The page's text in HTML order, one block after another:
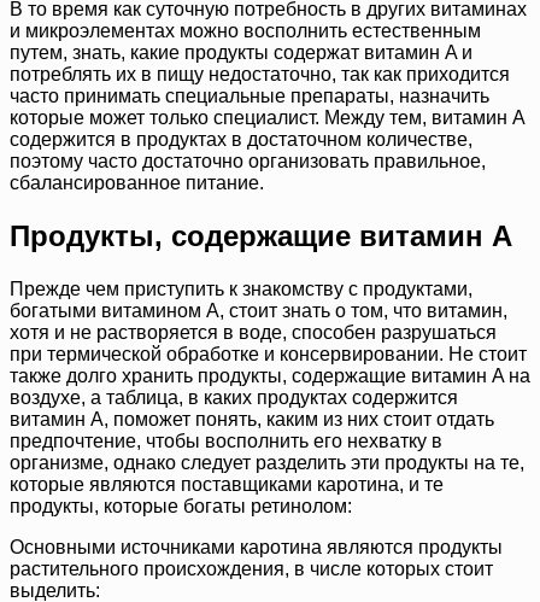
В то время как суточную потребность в других витаминах
и микроэлементах можно восполнить естественным
путем, знать, какие продукты содержат витамин A и
потреблять их в пищу недостаточно, так как приходится
часто принимать специальные препараты, назначить
которые может только специалист. Между тем, витамин A
содержится в продуктах в достаточном количестве,
поэтому часто достаточно организовать правильное,
сбалансированное питание.
Продукты, содержащие витамин A
Прежде чем приступить к знакомству с продуктами,
богатыми витамином A, стоит знать о том, что витамин,
хотя и не растворяется в воде, способен разрушаться
при термической обработке и консервировании. Не стоит
также долго хранить продукты, содержащие витамин A на
воздухе, а таблица, в каких продуктах содержится
витамин A, поможет понять, каким из них стоит отдать
предпочтение, чтобы восполнить его нехватку в
организме, однако следует разделить эти продукты на те,
которые являются поставщиками каротина, и те
продукты, которые богаты ретинолом:
Основными источниками каротина являются продукты
растительного происхождения, в числе которых стоит
выделить: